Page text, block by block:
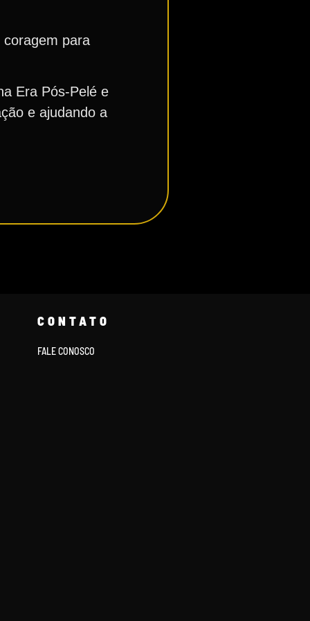
coragem para
Era Pós-Pelé e
e ajudando a
CONTATO
FALE CONOSCO